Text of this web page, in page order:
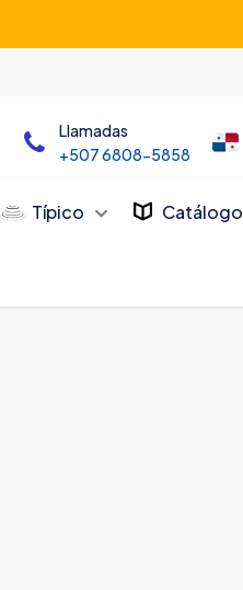
Llamadas
+507 6808-5858
Típico Catálogo